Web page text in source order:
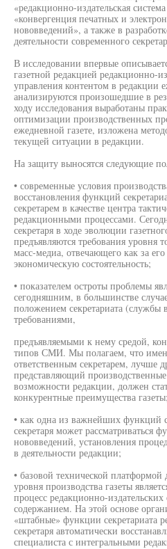
«редакционно-издательская
«конвергенция печатных и
нововведений», а также в
деятельности современного
В исследовании впервые
газетной редакцией редакционно-
управления контентом в редакции
анализируются произошедшие в
ходу исследования выработаны
оптимизации производственных
ежедневной газете, изложена
текущей ситуации в редакции.
На защиту выносятся следующие
• современные условия
восстановления функций
секретарем в качестве центра
редакционными процессами.
секретаря в ходе эволюции
предъявляются требования уровня
масс-медиа, отвечающего как за
экономическую состоятельность;
• показателем остроты проблемы
сегодняшним, в большинстве
положением секретариата (службы
требованиями,
предъявляемыми к нему средой,
типов СМИ. Мы полагаем, что
ответственным секретарем, лучше
представляющий
возможности редакции, должен
конкурентные преимущества газеты;
• как одна из важнейших функций
секретаря может рассматриваться
нововведений, установления
в деятельности редакции;
• базовой технической платформой
уровня производства газеты
процесс редакционно-
содержанием. На этой основе
«штабные» функции секретариата
секретаря автоматически
специалиста с интегральными